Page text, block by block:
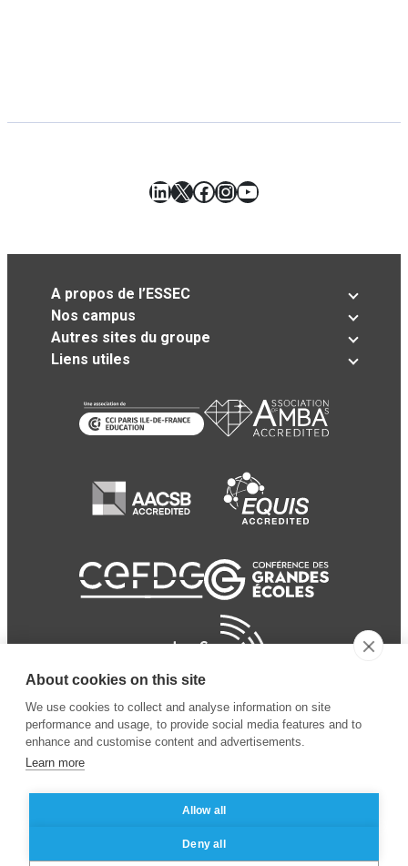
LinkedIn
X Facebook
Instagram
YouTube
A propos de l’ESSEC
Nos campus
Autres sites du groupe
Liens utiles
Business School
Mentions légales
des données personnelles
About cookies on this site
We use cookies to collect and analyse information on site
performance and usage, to provide social media features and to
enhance and customise content and advertisements.
Learn more
Allow all
Deny all